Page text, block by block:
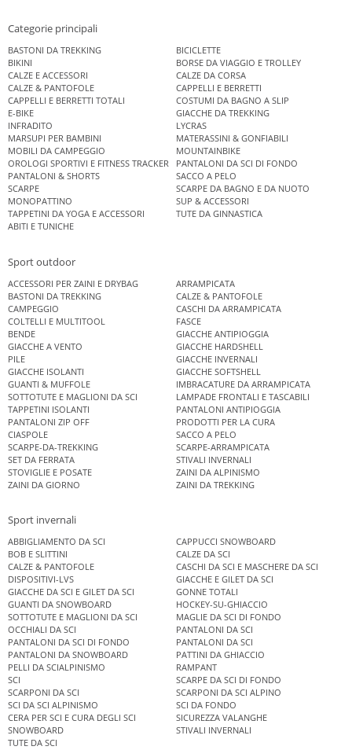
Categorie principali
BASTONI DA TREKKING
BICICLETTE
BIKINI
BORSE DA VIAGGIO E TROLLEY
CALZE E ACCESSORI
CALZE DA CORSA
CALZE & PANTOFOLE
CAPPELLI E BERRETTI
CAPPELLI E BERRETTI TOTALI
COSTUMI DA BAGNO A SLIP
E-BIKE
GIACCHE DA TREKKING
INFRADITO
LYCRAS
MARSUPI PER BAMBINI
MATERASSINI & GONFIABILI
MOBILI DA CAMPEGGIO
MOUNTAINBIKE
OROLOGI SPORTIVI E FITNESS TRACKER
PANTALONI DA SCI DI FONDO
PANTALONI & SHORTS
SACCO A PELO
SCARPE
SCARPE DA BAGNO E DA NUOTO
MONOPATTINO
SUP & ACCESSORI
TAPPETINI DA YOGA E ACCESSORI
TUTE DA GINNASTICA
ABITI E TUNICHE
Sport outdoor
ACCESSORI PER ZAINI E DRYBAG
ARRAMPICATA
BASTONI DA TREKKING
CALZE & PANTOFOLE
CAMPEGGIO
CASCHI DA ARRAMPICATA
COLTELLI E MULTITOOL
FASCE
BENDE
GIACCHE ANTIPIOGGIA
GIACCHE A VENTO
GIACCHE HARDSHELL
PILE
GIACCHE INVERNALI
GIACCHE ISOLANTI
GIACCHE SOFTSHELL
GUANTI & MUFFOLE
IMBRACATURE DA ARRAMPICATA
SOTTOTUTE E MAGLIONI DA SCI
LAMPADE FRONTALI E TASCABILI
TAPPETINI ISOLANTI
PANTALONI ANTIPIOGGIA
PANTALONI ZIP OFF
PRODOTTI PER LA CURA
CIASPOLE
SACCO A PELO
SCARPE-DA-TREKKING
SCARPE-ARRAMPICATA
SET DA FERRATA
STIVALI INVERNALI
STOVIGLIE E POSATE
ZAINI DA ALPINISMO
ZAINI DA GIORNO
ZAINI DA TREKKING
Sport invernali
ABBIGLIAMENTO DA SCI
CAPPUCCI SNOWBOARD
BOB E SLITTINI
CALZE DA SCI
CALZE & PANTOFOLE
CASCHI DA SCI E MASCHERE DA SCI
DISPOSITIVI-LVS
GIACCHE E GILET DA SCI
GIACCHE DA SCI E GILET DA SCI
GONNE TOTALI
GUANTI DA SNOWBOARD
HOCKEY-SU-GHIACCIO
SOTTOTUTE E MAGLIONI DA SCI
MAGLIE DA SCI DI FONDO
OCCHIALI DA SCI
PANTALONI DA SCI
PANTALONI DA SCI DI FONDO
PANTALONI DA SCI
PANTALONI DA SNOWBOARD
PATTINI DA GHIACCIO
PELLI DA SCIALPINISMO
RAMPANT
SCI
SCARPE DA SCI DI FONDO
SCARPONI DA SCI
SCARPONI DA SCI ALPINO
SCI DA SCI ALPINISMO
SCI DA FONDO
CERA PER SCI E CURA DEGLI SCI
SICUREZZA VALANGHE
SNOWBOARD
STIVALI INVERNALI
TUTE DA SCI